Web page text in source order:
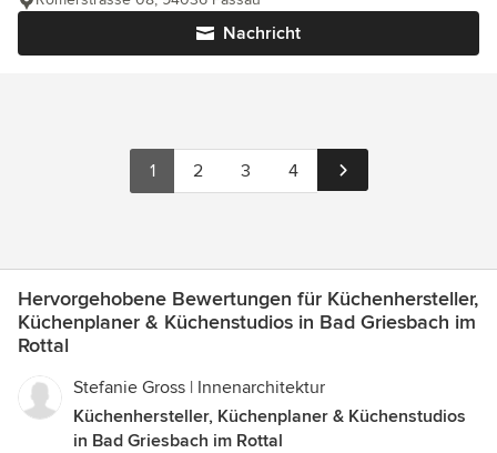
Nachricht
1 2 3 4
Hervorgehobene Bewertungen für Küchenhersteller,
Küchenplaner & Küchenstudios in Bad Griesbach im
Rottal
Stefanie Gross | Innenarchitektur
Küchenhersteller, Küchenplaner & Küchenstudios
in Bad Griesbach im Rottal